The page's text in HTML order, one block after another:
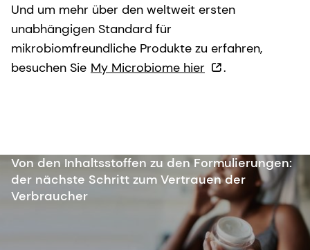
Und um mehr über den weltweit ersten
unabhängigen Standard für
mikrobiomfreundliche Produkte zu erfahren,
besuchen Sie My Microbiome hier .
Von den Inhaltsstoffen zu den Formulierungen:
der nächste Schritt zum Vertrauen der
Verbraucher